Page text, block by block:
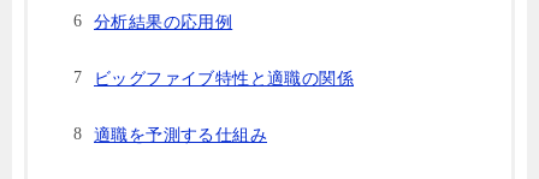
分析結果の応用例
ビッグファイブ特性と適職の関係
適職を予測する仕組み